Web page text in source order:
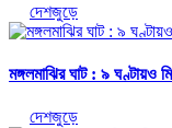
দেশজুড়ে
মঙ্গলমাঝির ঘাট : ৯ ঘণ্টায়ও
দেশজুড়ে